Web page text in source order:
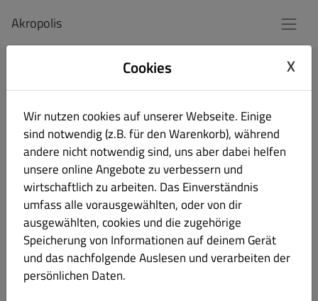
Akropolis
Anmelden
E-Mail-Adresse
Passwort
Angemeldet bleiben
Passwort vergessen?
Cookies X
Wir nutzen cookies auf unserer Webseite. Einige
sind notwendig (z.B. für den Warenkorb), während
andere nicht notwendig sind, uns aber dabei helfen
unsere online Angebote zu verbessern und
wirtschaftlich zu arbeiten. Das Einverständnis
umfass alle vorausgewählten, oder von dir
ausgewählten, cookies und die zugehörige
Speicherung von Informationen auf deinem Gerät
und das nachfolgende Auslesen und verarbeiten der
persönlichen Daten.